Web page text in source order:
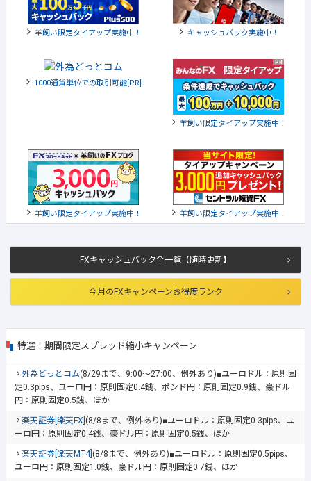
FXキャッシュバック全一覧【随時更新】
今月のFXキャンペーンお得度ランク
特選！期間限定スプレッド縮小キャンペーン
外為どっとコム(8/29まで、9:00～27:00、例外あり)■ユーロドル：原則固
定0.3pips、ユーロ円：原則固定0.4銭、ポンド円：原則固定0.9銭、豪ドル
円：原則固定0.5銭、ほか
楽天証券[楽天FX] (8/8まで、例外あり)■ユーロドル：原則固定0.3pips、ユ
ーロ円：原則固定0.4銭、豪ドル円：原則固定0.5銭、ほか
楽天証券[楽天MT4] (8/8まで、例外あり)■ユーロドル：原則固定0.5pips、
ユーロ円：原則固定1.0銭、豪ドル円：原則固定0.7銭、ほか
羊飼い限定タイアップ実施中！ キャッシュバック実施中！
1000通貨単位での取引可能[PR]
羊飼い限定タイアップ実施中！
羊飼い限定タイアップ実施中！ 羊飼い限定タイアップ実施中！